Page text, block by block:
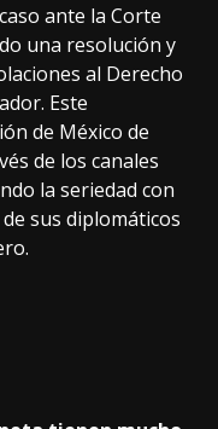
ante la Corte
una resolución y
al Derecho
Este
de México de
de los canales
la seriedad con
sus diplomáticos